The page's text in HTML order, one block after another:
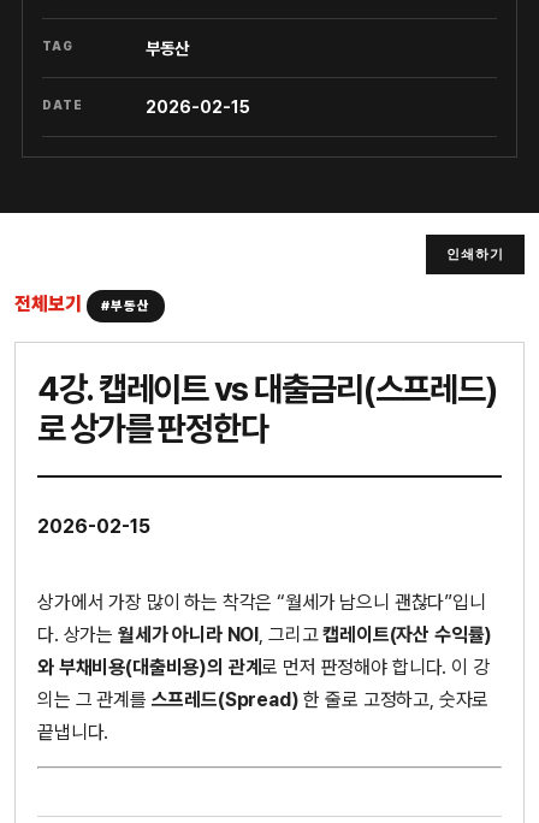
TAG 부동산
DATE 2026-02-15
인쇄하기
전체보기 #부동산
4강. 캡레이트 vs 대출금리(스프레드)
로 상가를 판정한다
2026-02-15
상가에서 가장 많이 하는 착각은 “월세가 남으니 괜찮다”입니
다. 상가는 월세가 아니라 NOI , 그리고캡레이트(자산 수익률)
와 부채비용(대출비용)의 관계로 먼저 판정해야 합니다. 이 강
의는 그 관계를 스프레드(Spread) 한 줄로 고정하고, 숫자로
끝냅니다.